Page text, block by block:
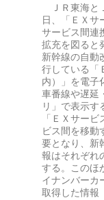
ＪＲ東海と
日、「ＥＸサ
サービス間連
拡充を図ると
新幹線の自動
行している「
内）」を電子
車番線や遅延
リ」で表示す
「ＥＸサー
ビス間を移動
要となり、新
報はそれぞれ
する。このほ
イナンバーカ
取得した情報